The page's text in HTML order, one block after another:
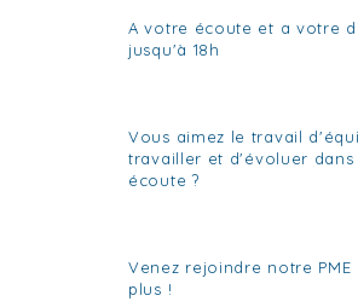
A votre écoute et a votre
jusqu'à 18h
Vous aimez le travail
travailler et d'évoluer
écoute ?
Venez rejoindre notre
plus !